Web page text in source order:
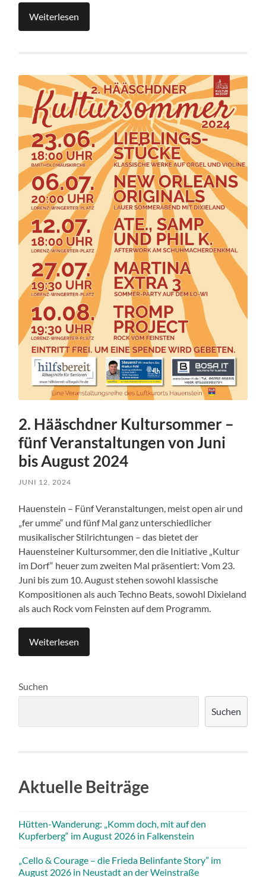
Weiterlesen
2. Hääschdner Kultursommer –
fünf Veranstaltungen von Juni
bis August 2024
JUNI 12, 2024
Hauenstein – Fünf Veranstaltungen, meist open air und
„fer umme“ und fünf Mal ganz unterschiedlicher
musikalischer Stilrichtungen – das bietet der
Hauensteiner Kultursommer, den die Initiative „Kultur
im Dorf“ heuer zum zweiten Mal präsentiert: Vom 23.
Juni bis zum 10. August stehen sowohl klassische
Kompositionen als auch Techno Beats, sowohl Dixieland
als auch Rock vom Feinsten auf dem Programm.
Weiterlesen
Suchen
Suchen
Aktuelle Beiträge
Hütten-Wanderung: „Komm doch, mit auf den
Kupferberg“ im August 2026 in Falkenstein
„Cello & Courage – die Frieda Belinfante Story” im
August 2026 in Neustadt an der Weinstraße